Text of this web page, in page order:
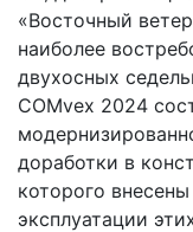
«Восточный
наиболее
двухосных
COMvex 2024
доработки в
которого
эксплуатации